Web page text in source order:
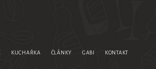
KUCHAŘKA ČLÁNKY GABI KONTAKT